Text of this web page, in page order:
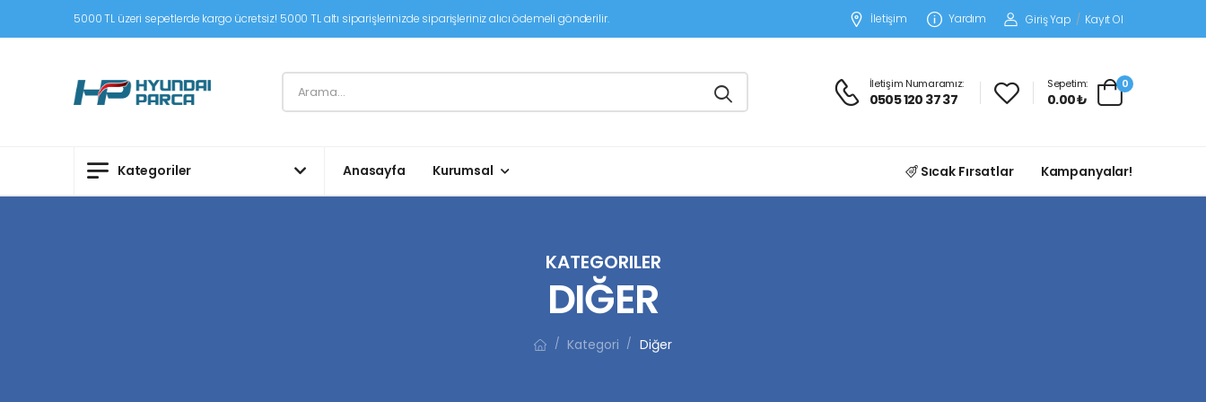
5000 TL üzeri sepetlerde kargo ücretsiz! 5000 TL altı siparişlerinizde siparişleriniz alıcı ödemeli gönderilir. İletişim Yardım Giriş Yap / Kayıt Ol
İletişim Numaramız:
0505 120 37 37
Sepetim:
0.00 ₺
0
Kategoriler Anasayfa Kurumsal Sıcak Fırsatlar Kampanyalar!
KATEGORILER
DIĞER
/ Kategori / Diğer